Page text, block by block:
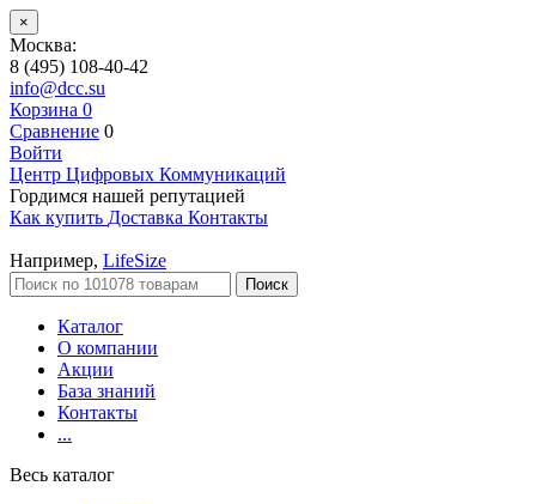
×
Москва:
8 (495) 108-40-42
info@dcc.su
Корзина 0
Сравнение 0
Войти
Центр Цифровых Коммуникаций
Гордимся нашей репутацией
Как купить Доставка Контакты
Например, LifeSize
Поиск
Каталог
О компании
Акции
База знаний
Контакты
...
Весь каталог